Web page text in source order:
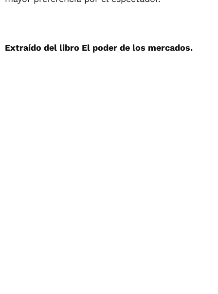
Extraído del libro El poder de los mercados.